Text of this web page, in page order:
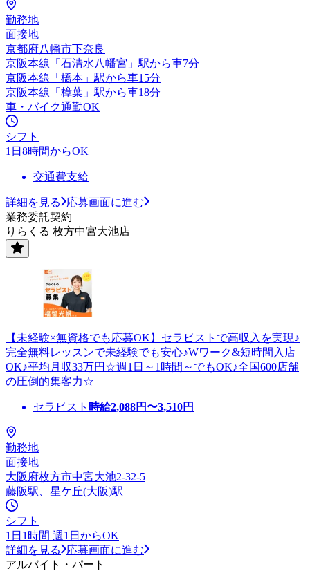
勤務地
面接地
京都府八幡市下奈良
京阪本線「石清水八幡宮」駅から車7分
京阪本線「橋本」駅から車15分
京阪本線「樟葉」駅から車18分
車・バイク通勤OK
シフト
1日8時間からOK
交通費支給
詳細を見る
応募画面に進む
業務委託契約
りらくる 枚方中宮大池店
【未経験×無資格でも応募OK】セラピストで高収入を実現♪
完全無料レッスンで未経験でも安心♪Wワーク&短時間入店
OK♪平均月収33万円☆週1日～1時間～でもOK♪全国600店舗
の圧倒的集客力☆
セラピスト 時給2,088円〜3,510円
勤務地
面接地
大阪府枚方市中宮大池2-32-5
藤阪駅、星ケ丘(大阪)駅
シフト
1日1時間 週1日からOK
詳細を見る
応募画面に進む
アルバイト・パート